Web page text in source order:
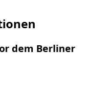
dem Berliner